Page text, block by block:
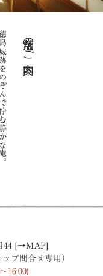
店舗のご案内
佇む静かな庵。
44 [→MAP]
プ問合せ専用）
16:00)